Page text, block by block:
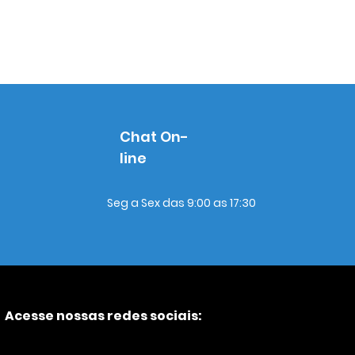
Chat On-
line
Seg a Sex das 9:00 as 17:30
Acesse nossas redes sociais: